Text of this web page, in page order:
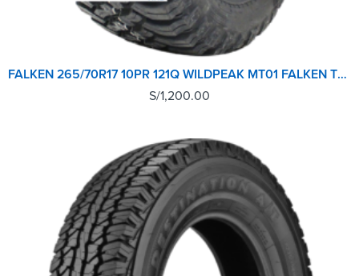
FALKEN 265/70R17 10PR 121Q WILDPEAK MT01 FALKEN TL 16.0 M.M.
S/1,200.00